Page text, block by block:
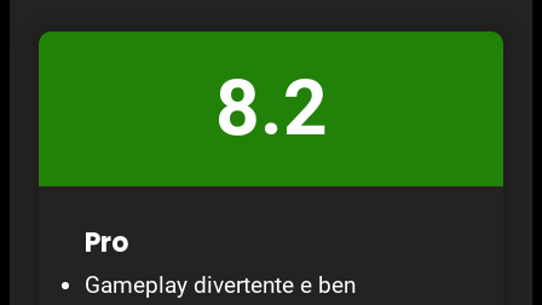
8.2
Pro
Gameplay divertente e ben